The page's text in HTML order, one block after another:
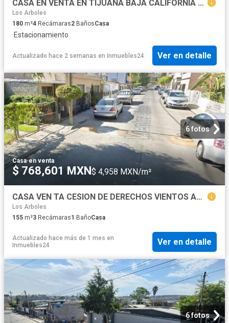
CASA EN VENTA EN TIJUANA BAJA CALIFORNIA VIENTOS GAS Y ANEXAS VIENTOS ALISIOS
Los Arboles
180 m²4 Recámaras2 BañosCasa
·Estacionamiento
Actualizado hace 2 semanas en Inmuebles24 Ver en detalle
6 fotos
Casa·en venta
$ 768,601 MXN $ 4,958 MXN/m²
CASA VEN TA CESION DE DERECHOS VIENTOS ALISIOS LAS BRISAS TIJUANA BJC MPCC
Los Arboles
155 m²3 Recámaras1 BañoCasa
Actualizado hace más de 1 mes en
Inmuebles24
Ver en detalle
6 fotos